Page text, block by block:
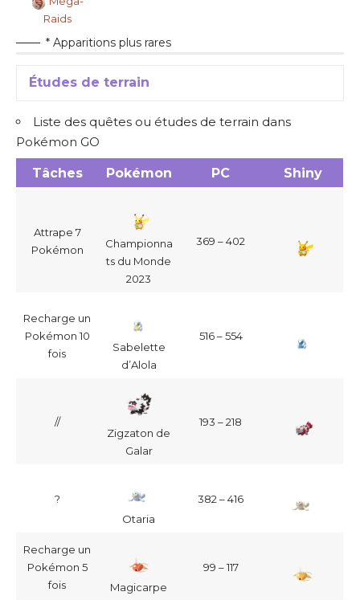
Raids
* Apparitions plus rares
Études de terrain
Liste des quêtes ou études de terrain dans
Pokémon GO
Tâches Pokémon PC Shiny
Attrape 7
Pokémon
Championna
ts du Monde
2023
369 – 402
Recharge un
Pokémon 10
fois
Sabelette
d’Alola
516 – 554
//
Zigzaton de
Galar
193 – 218
?
Otaria
382 – 416
Recharge un
Pokémon 5
fois
Magicarpe
99 – 117